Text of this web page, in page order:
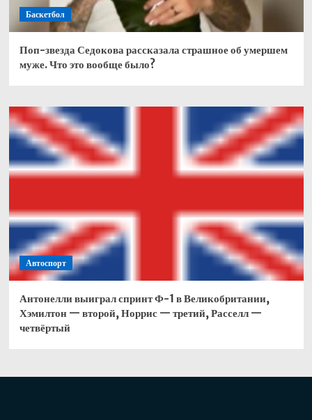
Баскетбол
Поп-звезда Седокова рассказала страшное об умершем
муже. Что это вообще было?
Автоспорт
Антонелли выиграл спринт Ф-1 в Великобритании,
Хэмилтон — второй, Норрис — третий, Расселл —
четвёртый